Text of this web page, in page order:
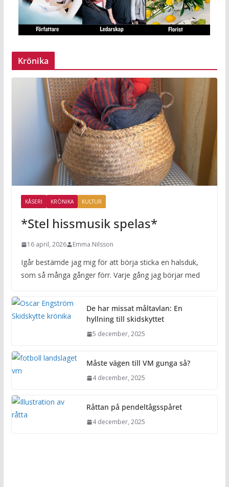
Krönika
KÅSERI KRÖNIKA KULTUR
*Stel hissmusik spelas*
16 april, 2026 Emma Nilsson
Igår bestämde jag mig för att börja sticka en halsduk,
som så många gånger förr. Varje gång jag börjar med
De har missat måltavlan: En
hyllning till skidskyttet
5 december, 2025
Måste vägen till VM gunga så?
4 december, 2025
Råttan på pendeltågsspåret
4 december, 2025